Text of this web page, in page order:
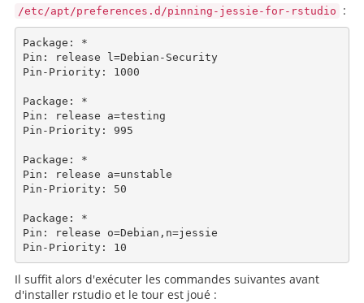
/etc/apt/preferences.d/pinning-jessie-for-rstudio :
Package: *
Pin: release l=Debian-Security
Pin-Priority: 1000
Package: *
Pin: release a=testing
Pin-Priority: 995
Package: *
Pin: release a=unstable
Pin-Priority: 50
Package: *
Pin: release o=Debian,n=jessie
Il suffit alors d'exécuter les commandes suivantes avant
d'installer rstudio et le tour est joué :